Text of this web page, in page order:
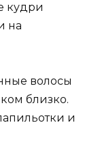
кудри
на
волосы
близко.
и